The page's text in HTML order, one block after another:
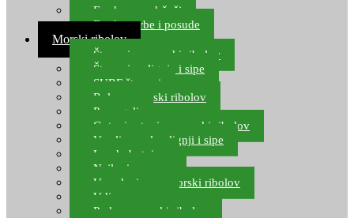
Feeder arm držači
Feeder torbe i posude
Morski ribolov
Štapovi za morski ribolov
Štapovi za lignje i sipe
SURF štapovi
Role za morski ribolov
Parangali
Gotovi setovi za morski ribolov
Varalice za lov lignji i sipe
Lov hobotnice
Najloni za more
Upredenice za morski ribolov
Udice za more
Perle za morski ribolov